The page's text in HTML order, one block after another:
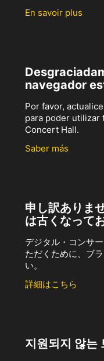
En savoir plus
navegador
Por favor,
para poder utilizar
Concert Hall.
Saber más
申し訳ありま
は古くなって
デジタル・コンサ
ただくために、ブ
い。
詳細はこちら
지원되지 않는